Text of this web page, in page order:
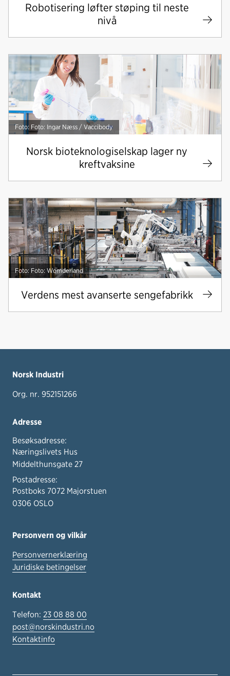
Robotisering løfter støping til neste
nivå
Foto: Foto: Ingar Næss / Vaccibody
Norsk bioteknologiselskap lager ny
kreftvaksine
Foto: Foto: Womderland
Verdens mest avanserte sengefabrikk
Norsk Industri
Org. nr. 952151266
Adresse
Besøksadresse:
Næringslivets Hus
Middelthunsgate 27
Postadresse:
Postboks 7072 Majorstuen
0306 OSLO
Personvern og vilkår
Personvernerklæring
Juridiske betingelser
Kontakt
Telefon: 23 08 88 00
post@norskindustri.no
Kontaktinfo